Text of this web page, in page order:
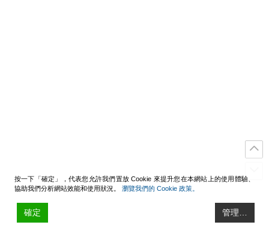
按一下「確定」，代表您允許我們置放 Cookie 來提升您在本網站上的使用體驗、
協助我們分析網站效能和使用狀況。 瀏覽我們的 Cookie 政策。
確定 管理…